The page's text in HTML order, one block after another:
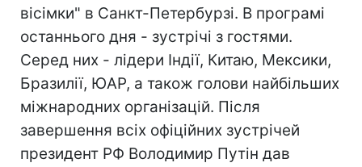
вісімки" в Санкт-Петербурзі. В програмі
останнього дня - зустрічі з гостями.
Серед них - лідери Індії, Китаю, Мексики,
Бразилії, ЮАР, а також голови найбільших
міжнародних організацій. Після
завершення всіх офіційних зустрічей
президент РФ Володимир Путін дав